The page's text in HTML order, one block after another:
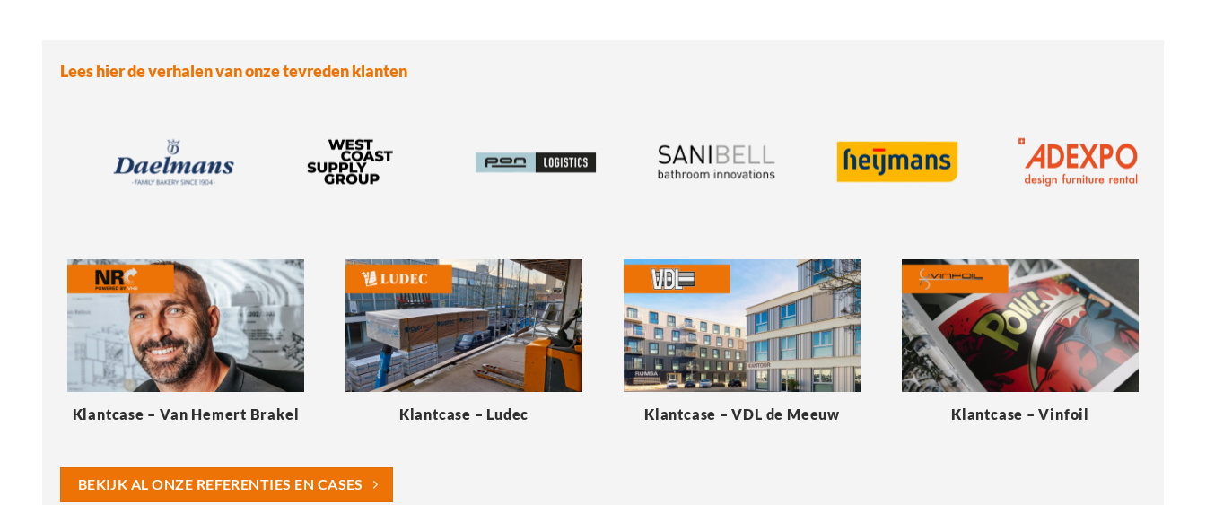
Lees hier de verhalen van onze tevreden klanten
Klantcase – Van Hemert Brakel Klantcase – Ludec Klantcase – VDL de Meeuw Klantcase – Vinfoil
BEKIJK AL ONZE REFERENTIES EN CASES